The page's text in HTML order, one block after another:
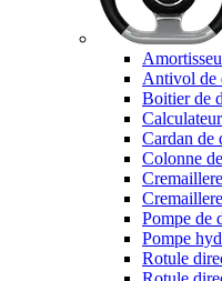
Antivol de
Boitier de
Cardan de
Colonne
Pompe de
Pompe
Rotule